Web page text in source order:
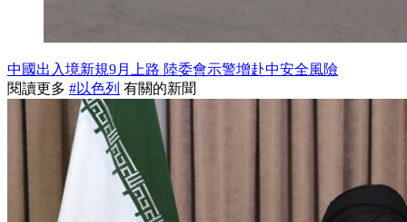
中國出入境新規9月上路 陸委會示警增赴中安全風險
閱讀更多 #以色列 有關的新聞